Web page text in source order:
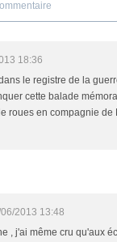
18:36
le registre de la
cette balade
roues en compagnie
2013 13:48
, j'ai même cru qu'aux